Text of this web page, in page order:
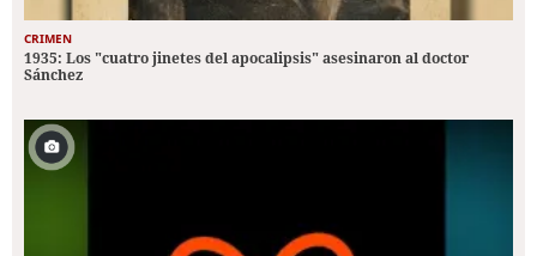
CRIMEN
1935: Los "cuatro jinetes del apocalipsis" asesinaron al doctor
Sánchez